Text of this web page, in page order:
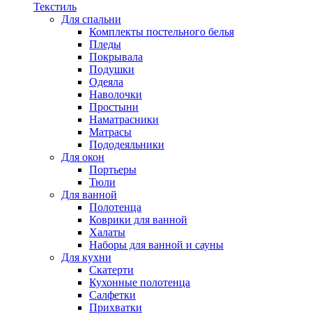
Текстиль
Для спальни
Комплекты постельного белья
Пледы
Покрывала
Подушки
Одеяла
Наволочки
Простыни
Наматрасники
Матрасы
Пододеяльники
Для окон
Портьеры
Тюли
Для ванной
Полотенца
Коврики для ванной
Халаты
Наборы для ванной и сауны
Для кухни
Скатерти
Кухонные полотенца
Салфетки
Прихватки